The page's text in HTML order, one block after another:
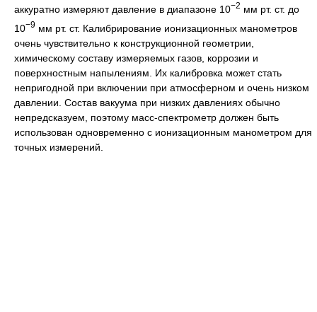
аккуратно измеряют давление в диапазоне 10−2 мм рт. ст. до
10−9 мм рт. ст. Калибрирование ионизационных манометров
очень чувствительно к конструкционной геометрии,
химическому составу измеряемых газов, коррозии и
поверхностным напылениям. Их калибровка может стать
непригодной при включении при атмосферном и очень низком
давлении. Состав вакуума при низких давлениях обычно
непредсказуем, поэтому масс-спектрометр должен быть
использован одновременно с ионизационным манометром для
точных измерений.